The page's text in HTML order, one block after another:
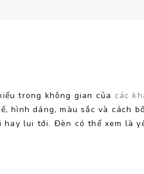
trong không gian của các
hình dáng, màu sắc và cách
hay lui tới. Đèn có thể xem là